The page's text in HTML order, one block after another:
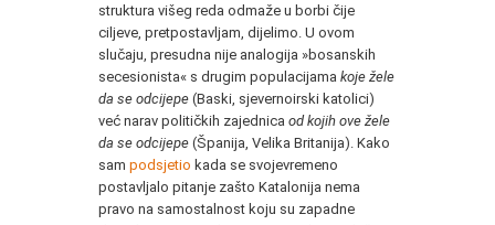
struktura višeg reda odmaže u borbi čije
ciljeve, pretpostavljam, dijelimo. U ovom
slučaju, presudna nije analogija »bosanskih
secesionista« s drugim populacijama koje žele
da se odcijepe (Baski, sjevernoirski katolici)
već narav političkih zajednica od kojih ove žele
da se odcijepe (Španija, Velika Britanija). Kako
sam podsjetio kada se svojevremeno
postavljalo pitanje zašto Katalonija nema
pravo na samostalnost koju su zapadne